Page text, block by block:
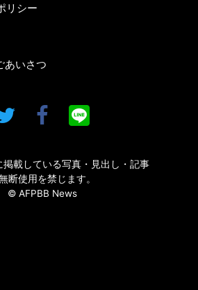
リシー
あいさつ
掲載している写真・見出し・記事
断使用を禁じます。
© AFPBB News